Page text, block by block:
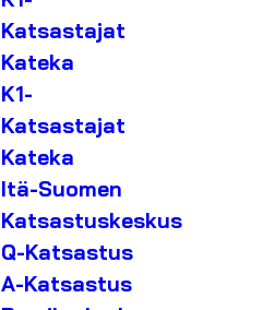
Katsastajat
Kateka
K1-
Katsastajat
Kateka
Itä-Suomen
Katsastuskeskus
Q-Katsastus
A-Katsastus